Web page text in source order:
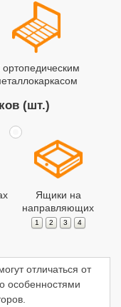
(шт.)
Ящики на
направляющих
1 2 3 4
отличаться от
особенностями